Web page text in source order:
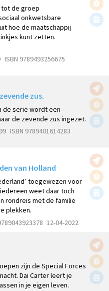
tot de groep
onkwetsbare
hoe de maatschappij
kunt zetten.
ISBN 9789493256675
zus.
de serie wordt een
de zevende zus ingezet.
ISBN 9789401614283
van Holland
toegewezen voor
weet daar toch
rondreis met de familie
plekken.
12-04-2022
zijn de Special Forces
Dai Carter leert je
in je eigen leven.